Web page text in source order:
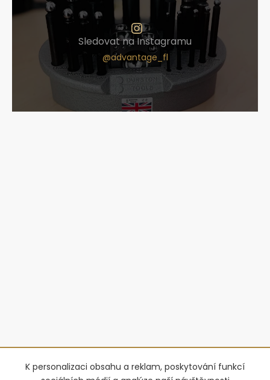
K personalizaci obsahu a reklam, poskytování funkcí
Sledovat na Instagramu